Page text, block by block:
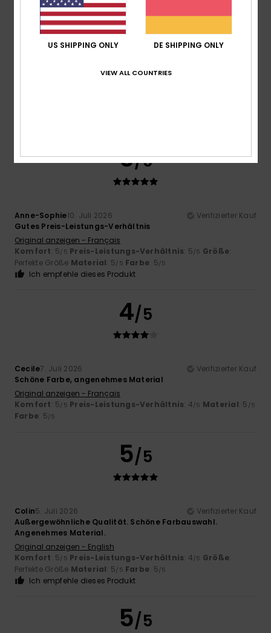
Durchweg gute Produkte
5/5
Anne-Sophie10. Juli 2026
Verifizierter Kauf
Gutes Preis-Leistungs-Verhältnis
Original anzeigen - Français
Komfort: 5/5 Preis-Leistungs-Verhältnis: 5/5 Größe:
Perfekte Größe Material: 5/5 Farbe: 5/5
Ich empfehle dieses Produkt
4/5
Cecile7. Juli 2026
Verifizierter Kauf
Schöne Farbe, angenehmes Material
Original anzeigen - Français
Komfort: 5/5 Preis-Leistungs-Verhältnis: 4/5 Material: 5 /5
Farbe: 5/5
5/5
Colin5. Juli 2026
Verifizierter Kauf
Außergewöhnliche Qualität. Schöne Farbauswahl.
Angenehmes Material.
Original anzeigen - English
Komfort: 5/5 Preis-Leistungs-Verhältnis: 4/5 Größe:
Perfekte Größe Material: 5/5 Farbe: 5/5
Ich empfehle dieses Produkt
5/5
US SHIPPING ONLY DE SHIPPING ONLY
VIEW ALL COUNTRIES